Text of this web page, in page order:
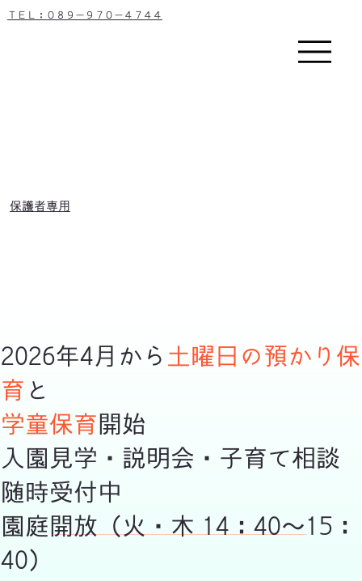
ＴＥＬ：０８９－９７０－４７４４
保護者専用
2026年4月から 土曜日の預かり保
育 と
学童保育 開始
入園見学・説明会・子育て相談
随時受付中
​園庭開放（火・木 14：40～15：
40）